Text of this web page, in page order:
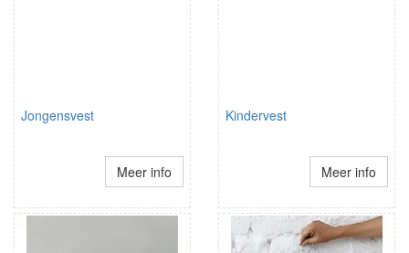
Jongensvest
Meer info
Kindervest
Meer info